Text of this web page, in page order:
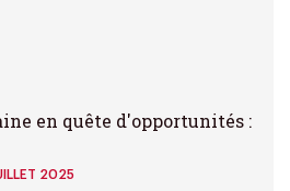
en quête d'opportunités :
2025